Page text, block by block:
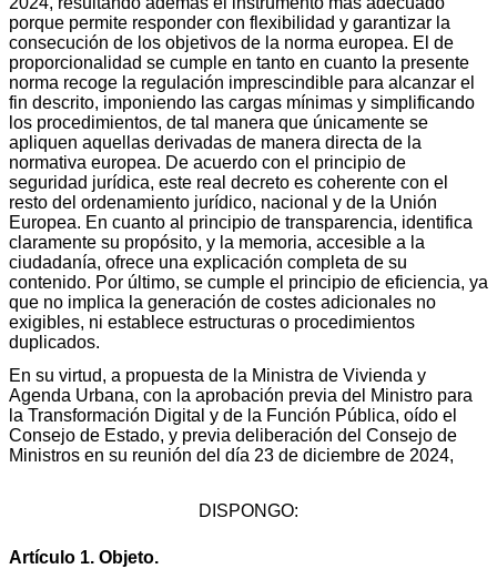
porque permite responder con flexibilidad y garantizar la
consecución de los objetivos de la norma europea. El de
proporcionalidad se cumple en tanto en cuanto la presente
norma recoge la regulación imprescindible para alcanzar el
fin descrito, imponiendo las cargas mínimas y simplificando
los procedimientos, de tal manera que únicamente se
apliquen aquellas derivadas de manera directa de la
normativa europea. De acuerdo con el principio de
seguridad jurídica, este real decreto es coherente con el
resto del ordenamiento jurídico, nacional y de la Unión
Europea. En cuanto al principio de transparencia, identifica
claramente su propósito, y la memoria, accesible a la
ciudadanía, ofrece una explicación completa de su
contenido. Por último, se cumple el principio de eficiencia, ya
que no implica la generación de costes adicionales no
exigibles, ni establece estructuras o procedimientos
duplicados.
En su virtud, a propuesta de la Ministra de Vivienda y
Agenda Urbana, con la aprobación previa del Ministro para
la Transformación Digital y de la Función Pública, oído el
Consejo de Estado, y previa deliberación del Consejo de
Ministros en su reunión del día 23 de diciembre de 2024,
DISPONGO:
Artículo 1. Objeto.